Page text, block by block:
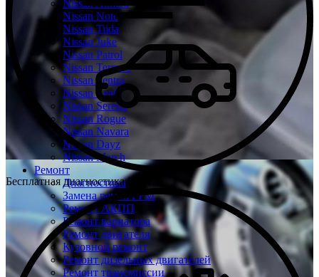
Nissan Almera
Nissan Note
Nissan Tiida
Nissan Juke
Nissan Patrol
Nissan Terrano
Nissan Sentra
Nissan Leaf
Nissan Serena
Nissan Rogue
Nissan Navara
Nissan Dayz
Nissan March
Ремонт
Диагностика
Замена ремня ГРМ
Ремонт АКПП
Ремонт вариатора
Ремонт двигателя
Кузовной ремонт
Ремонт дизельных двигателей
Ремонт трансмиссии
Бесплатная диагностика Ниссан